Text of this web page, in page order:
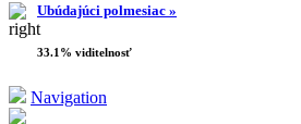
Ubúdajúci polmesiac »
33.1% viditelnosť
Navigation